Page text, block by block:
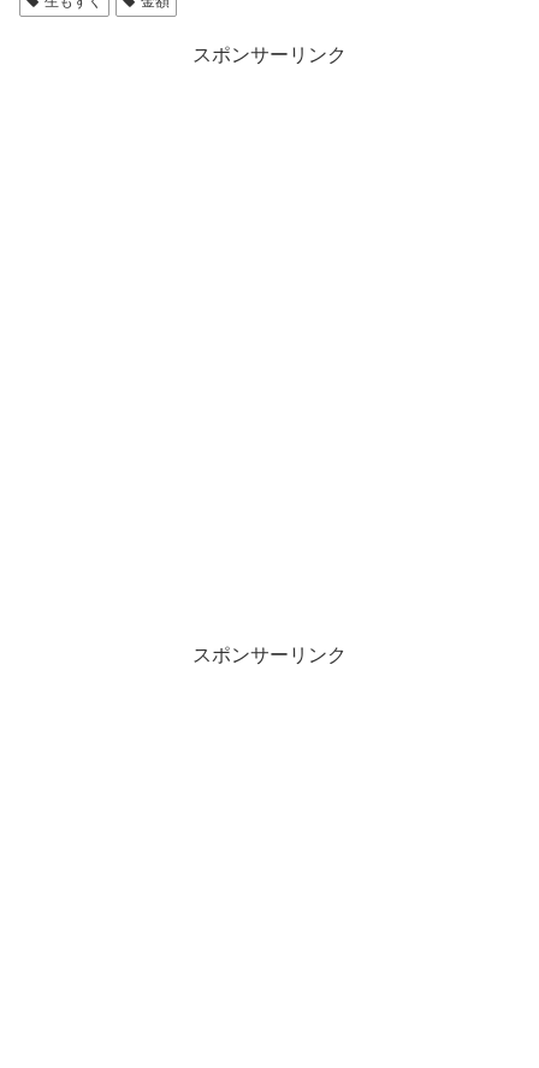
スポンサーリンク
スポンサーリンク